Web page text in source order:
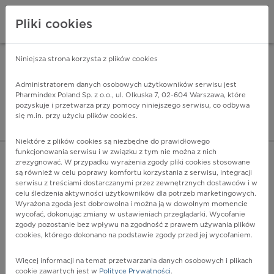
Pharmindex - lider
ZALOGUJ SIĘ
B39.3 - Histoplazmoza rozsiana (H. capsulatum)
Więcej na lekiicd10.pl
Pliki cookies
Niniejsza strona korzysta z plików cookies
Administratorem danych osobowych użytkowników serwisu jest
Pharmindex Poland Sp. z o.o., ul. Olkuska 7, 02-604 Warszawa, które
pozyskuje i przetwarza przy pomocy niniejszego serwisu, co odbywa
się m.in. przy użyciu plików cookies.
Niektóre z plików cookies są niezbędne do prawidłowego
funkcjonowania serwisu i w związku z tym nie można z nich
zrezygnować. W przypadku wyrażenia zgody pliki cookies stosowane
są również w celu poprawy komfortu korzystania z serwisu, integracji
serwisu z treściami dostarczanymi przez zewnętrznych dostawców i w
celu śledzenia aktywności użytkowników dla potrzeb marketingowych.
Wyrażona zgoda jest dobrowolna i można ją w dowolnym momencie
wycofać, dokonując zmiany w ustawieniach przeglądarki. Wycofanie
zgody pozostanie bez wpływu na zgodność z prawem używania plików
cookies, którego dokonano na podstawie zgody przed jej wycofaniem.
Więcej informacji na temat przetwarzania danych osobowych i plikach
cookie zawartych jest w Polityce Prywatności.
ZA DARMO - w Google Play INSTALUJ